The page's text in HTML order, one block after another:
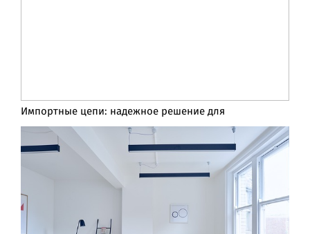
Импортные цепи: надежное решение для